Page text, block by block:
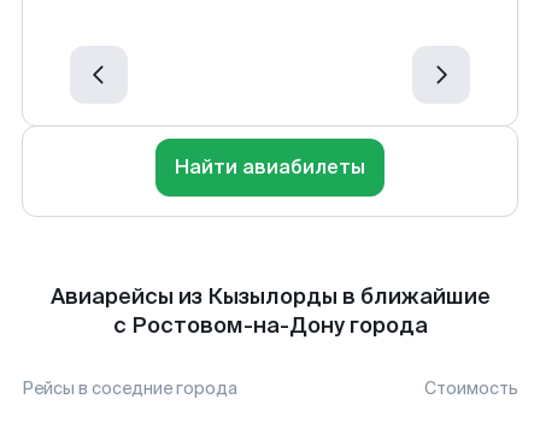
Найти авиабилеты
Авиарейсы из Кызылорды в ближайшие
с Ростовом-на-Дону города
Рейсы в соседние города Стоимость